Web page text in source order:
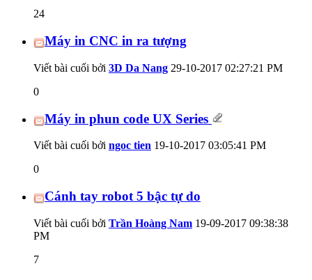
24
Máy in CNC in ra tượng
Viết bài cuối bởi 3D Da Nang 29-10-2017 02:27:21 PM
0
Máy in phun code UX Series
Viết bài cuối bởi ngoc tien 19-10-2017 03:05:41 PM
0
Cánh tay robot 5 bậc tự do
Viết bài cuối bởi Trần Hoàng Nam 19-09-2017 09:38:38
PM
7